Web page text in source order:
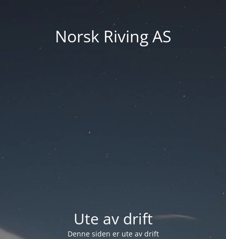
Norsk Riving AS
Ute av drift
Denne siden er ute av drift